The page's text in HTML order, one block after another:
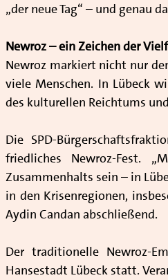
„der neue Tag“ – und genau
Newroz – ein Zeichen der
Newroz markiert nicht nur
viele Menschen. In Lübeck
des kulturellen Reichtums
Die SPD-
friedliches Newroz-Fest.
Zusammenhalts sein – in
in den Krisenregionen,
Aydin Candan abschließend.
Der traditionelle Newroz-
Hansestadt Lübeck statt.